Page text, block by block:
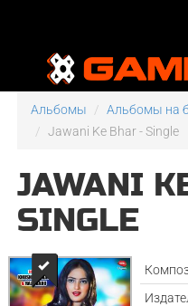
Альбомы
Альбомы на
Jawani Ke Bhar - Single
JAWANI
SINGLE